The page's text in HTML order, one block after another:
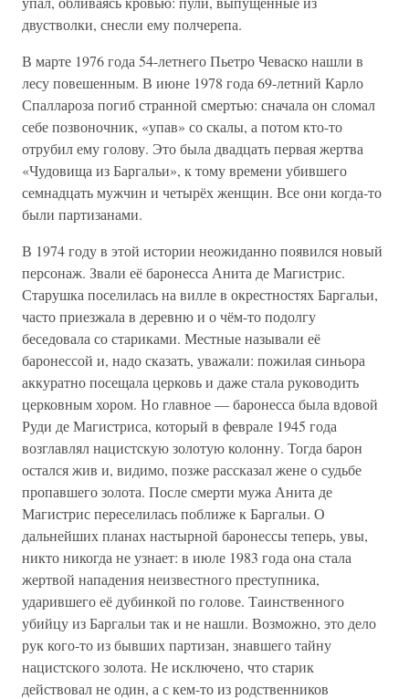
двустволки, снесли ему полчерепа.
В марте 1976 года 54-летнего Пьетро Чеваско нашли в
лесу повешенным. В июне 1978 года 69-летний Карло
Спаллароза погиб странной смертью: сначала он сломал
себе позвоночник, «упав» со скалы, а потом кто-то
отрубил ему голову. Это была двадцать первая жертва
«Чудовища из Баргальи», к тому времени убившего
семнадцать мужчин и четырёх женщин. Все они когда-то
были партизанами.
В 1974 году в этой истории неожиданно появился новый
персонаж. Звали её баронесса Анита де Магистрис.
Старушка поселилась на вилле в окрестностях Баргальи,
часто приезжала в деревню и о чём-то подолгу
беседовала со стариками. Местные называли её
баронессой и, надо сказать, уважали: пожилая синьора
аккуратно посещала церковь и даже стала руководить
церковным хором. Но главное — баронесса была вдовой
Руди де Магистриса, который в феврале 1945 года
возглавлял нацистскую золотую колонну. Тогда барон
остался жив и, видимо, позже рассказал жене о судьбе
пропавшего золота. После смерти мужа Анита де
Магистрис переселилась поближе к Баргальи. О
дальнейших планах настырной баронессы теперь, увы,
никто никогда не узнает: в июле 1983 года она стала
жертвой нападения неизвестного преступника,
ударившего её дубинкой по голове. Таинственного
убийцу из Баргальи так и не нашли. Возможно, это дело
рук кого-то из бывших партизан, знавшего тайну
нацистского золота. Не исключено, что старик
действовал не один, а с кем-то из родственников